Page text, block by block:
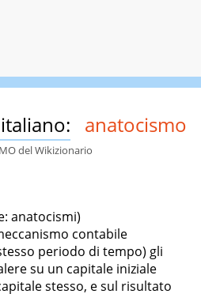
anatocismo
del Wikizionario
anatocismi)
contabile
periodo di tempo) gli
su un capitale iniziale
stesso, e sul risultato